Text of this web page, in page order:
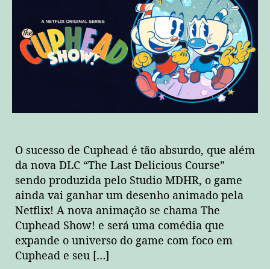
O sucesso de Cuphead é tão absurdo, que além
da nova DLC “The Last Delicious Course”
sendo produzida pelo Studio MDHR, o game
ainda vai ganhar um desenho animado pela
Netflix! A nova animação se chama The
Cuphead Show! e será uma comédia que
expande o universo do game com foco em
Cuphead e seu […]